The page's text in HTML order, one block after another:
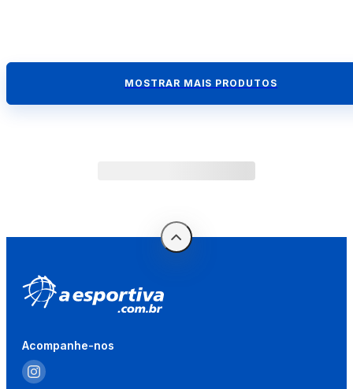
MOSTRAR MAIS PRODUTOS
Acompanhe-nos